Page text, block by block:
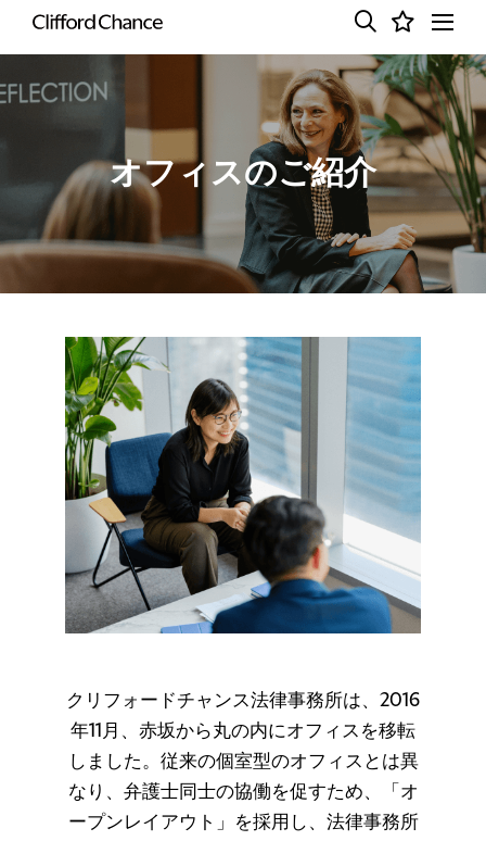
オフィスのご紹介
クリフォードチャンス法律事務所は、2016
年11月、赤坂から丸の内にオフィスを移転
しました。従来の個室型のオフィスとは異
なり、弁護士同士の協働を促すため、「オ
ープンレイアウト」を採用し、法律事務所